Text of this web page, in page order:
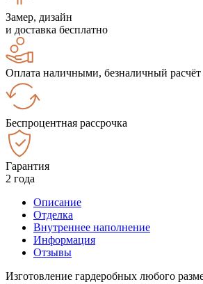
Замер, дизайн
и доставка бесплатно
Оплата наличными, безналичный расчёт
Беспроцентная рассрочка
Гарантия
2 года
Описание
Отделка
Внутреннее наполнение
Информация
Отзывы
Изготовление гардеробных любого